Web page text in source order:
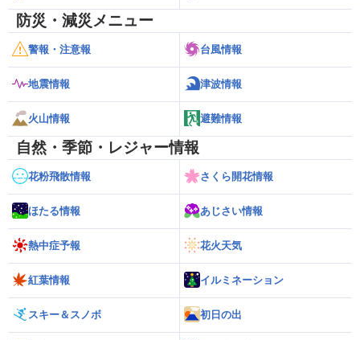
防災・減災メニュー
警報・注意報 台風情報
地震情報 津波情報
火山情報 避難情報
自然・季節・レジャー情報
花粉飛散情報 さくら開花情報
ほたる情報 あじさい情報
熱中症予報 花火天気
紅葉情報 イルミネーション
スキー＆スノボ 初日の出